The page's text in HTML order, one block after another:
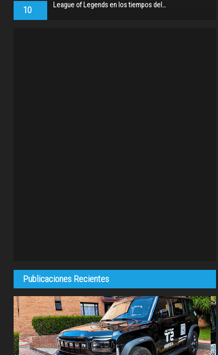
10 League of Legends en los tiempos del…
Publicaciones Recientes